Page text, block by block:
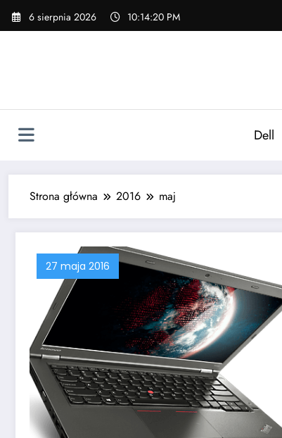
Skip
6 sierpnia 2026 10:14:21 PM
Dell
Strona główna 2016 maj
27 maja 2016